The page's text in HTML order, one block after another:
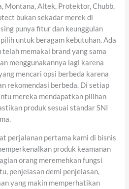
Montana, Altek, Protektor, Chubb,
bukan sekadar merek di
punya fitur dan keunggulan
untuk beragam kebutuhan. Ada
memakai brand yang sama
menggunakannya lagi karena
mencari opsi berbeda karena
rekomendasi berbeda. Di setiap
mereka mendapatkan pilihan
produk sesuai standar SNI
perjalanan pertama kami di bisnis
produk keamanan
orang meremehkan fungsi
penjelasan demi penjelasan,
yang makin memperhatikan